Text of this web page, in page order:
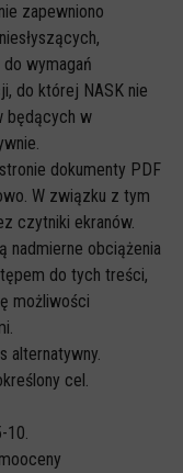
zapewniono
wymagań
do której NASK nie
będących w
dokumenty PDF
W związku z tym
czytniki ekranów.
nadmierne obciążenia
do tych treści,
możliwości
alternatywny.
cel.
10.